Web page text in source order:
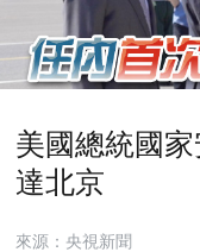
美國總統國
達北京
來源：央視新聞